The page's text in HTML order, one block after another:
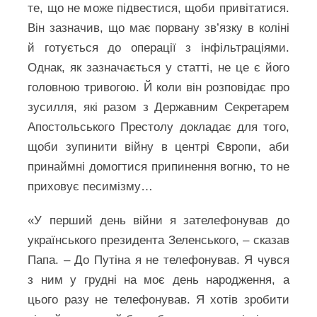
те, що не може підвестися, щоби привітатися.
Він зазначив, що має порвану зв’язку в коліні
й готується до операції з інфільтраціями.
Однак, як зазначається у статті, не це є його
головною тривогою. Й коли він розповідає про
зусилля, які разом з Державним Секретарем
Апостольського Престолу докладає для того,
щоби зупинити війну в центрі Європи, аби
принаймні домогтися припинення вогню, то не
приховує песимізму…
«У перший день війни я зателефонував до
українського президента Зеленського, – сказав
Папа. – До Путіна я не телефонував. Я чувся
з ним у грудні на моє день народження, а
цього разу не телефонував. Я хотів зробити